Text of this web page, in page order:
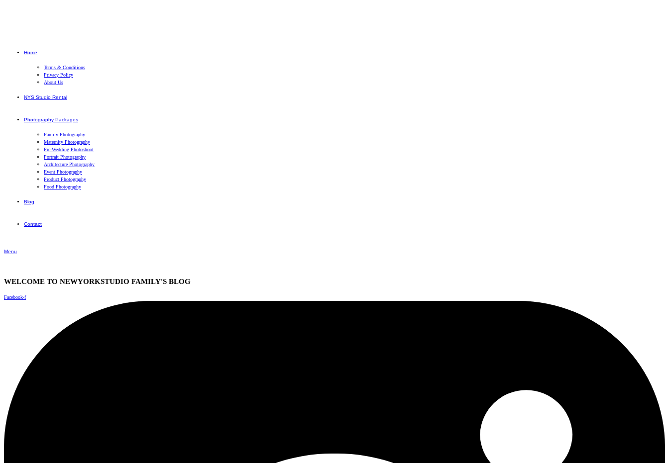
Home
Terms & Conditions
Privacy Policy
About Us
NYS Studio Rental
Photography Packages
Family Photography
Maternity Photography
Pre-Wedding Photoshoot
Portrait Photography
Architecture Photography
Event Photography
Product Photography
Food Photography
Blog
Contact
Menu
WELCOME TO NEWYORKSTUDIO FAMILY'S BLOG
Facebook-f